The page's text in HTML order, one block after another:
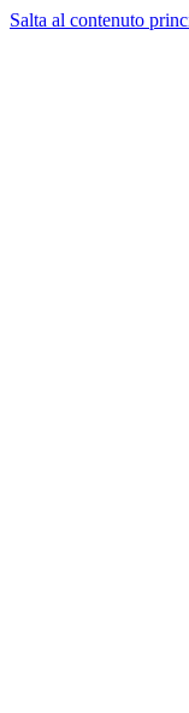
Salta al contenuto